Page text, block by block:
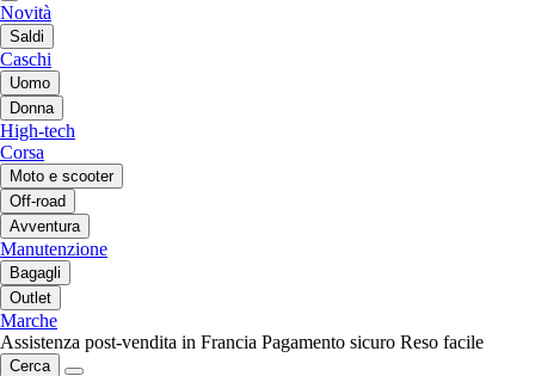
Novità
Saldi
Caschi
Uomo
Donna
High-tech
Corsa
Moto e scooter
Off-road
Avventura
Manutenzione
Bagagli
Outlet
Marche
Assistenza post-vendita in Francia Pagamento sicuro Reso facile
Cerca